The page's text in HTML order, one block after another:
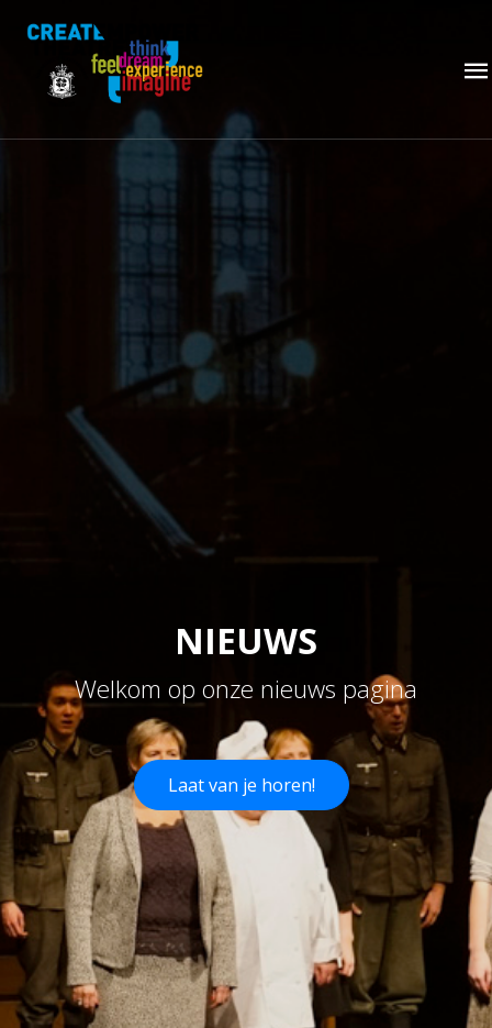
NIEUWS
Welkom op onze nieuws pagina
Laat van je horen!